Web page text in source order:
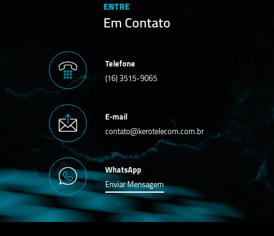
ENTRE
Em Contato
Telefone
(16) 3515-9065
E-mail
contato@kerotelecom.com.br
WhatsApp
Enviar Mensagem